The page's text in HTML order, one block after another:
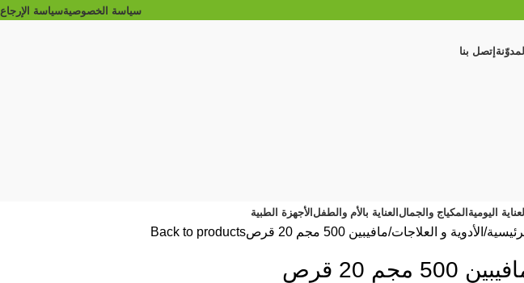
سياسة الخصوصيةسياسة الإرجاع
المدوّنة إتصل بنا
العناية اليومية المكياج والجمال العناية بالأم والطفل الأجهزة الطبية
الأدوية و العلاجات مافيبين 500 مجم 20 قرص Back to products
500 مجم 20 قرص